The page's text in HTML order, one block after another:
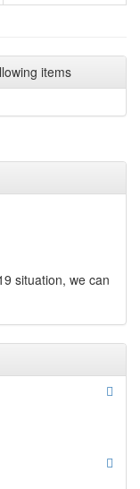
items
situation, we can